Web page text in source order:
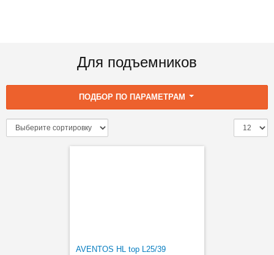
Для подъемников
ПОДБОР ПО ПАРАМЕТРАМ
AVENTOS HL top L25/39